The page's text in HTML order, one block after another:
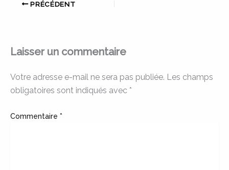
PRÉCÉDENT
Laisser un commentaire
Votre adresse e-mail ne sera pas publiée. Les champs
obligatoires sont indiqués avec *
Commentaire *